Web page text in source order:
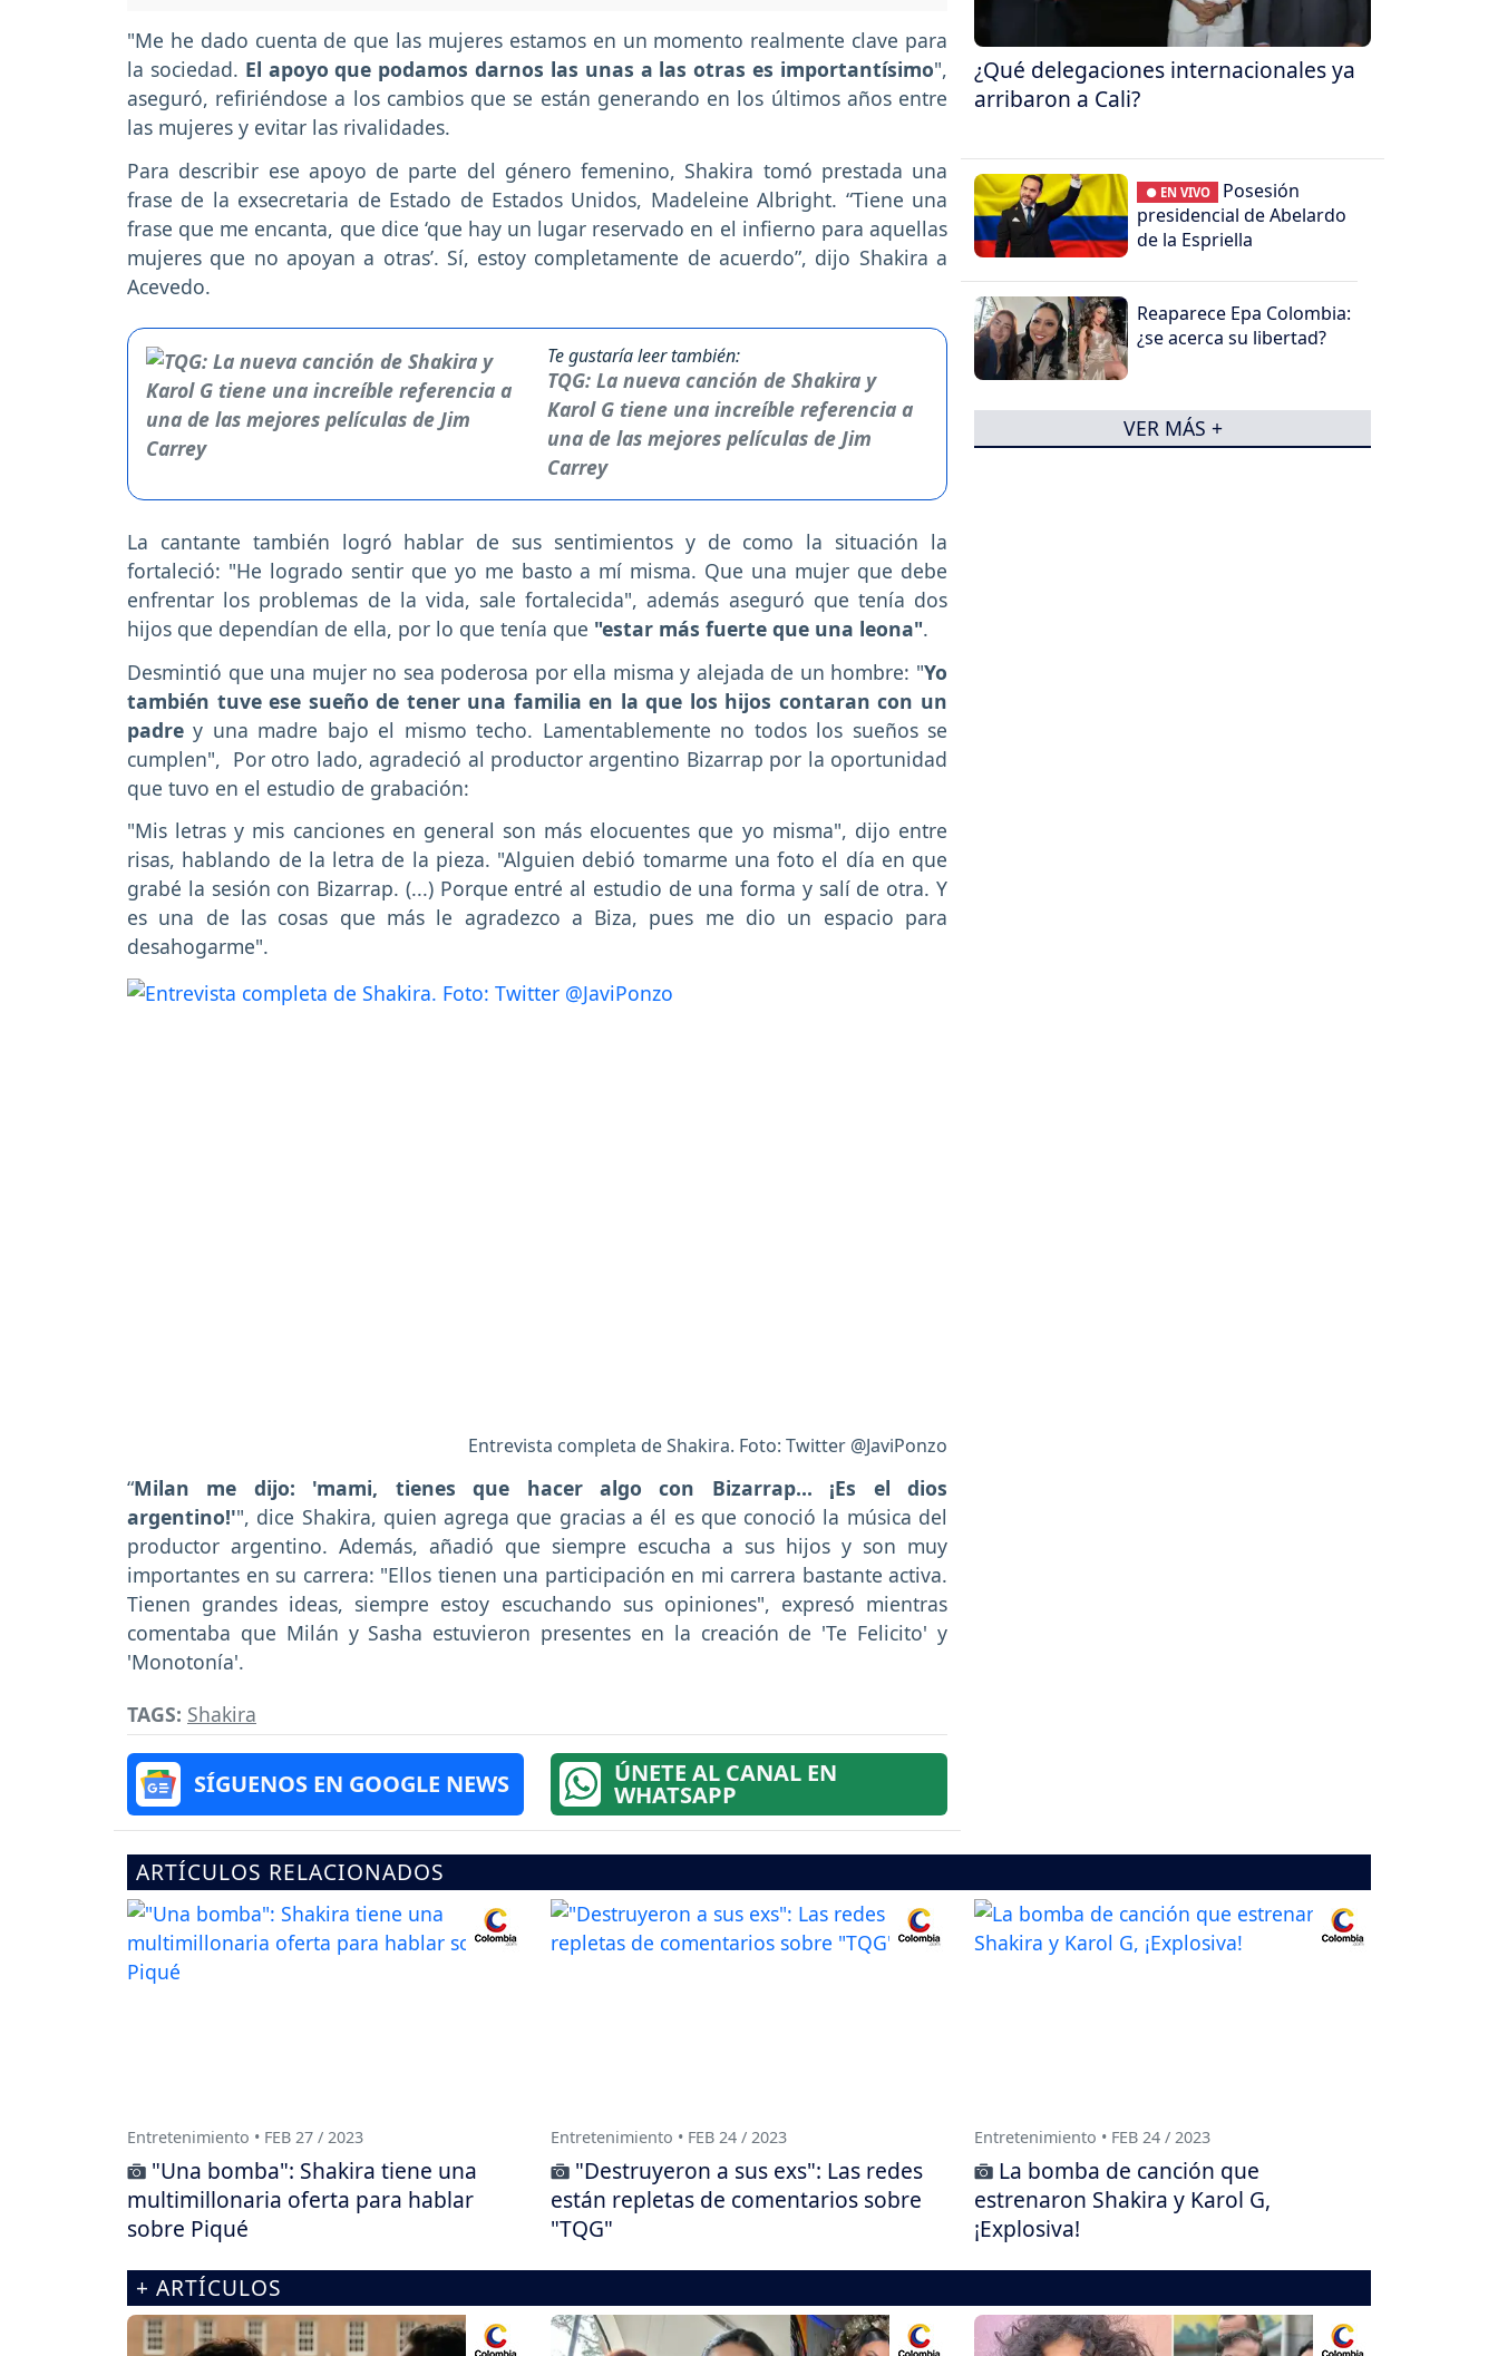
"Me he dado cuenta de que las mujeres estamos en un momento realmente clave para
la sociedad. El apoyo que podamos darnos las unas a las otras es importantísimo",
aseguró, refiriéndose a los cambios que se están generando en los últimos años entre
las mujeres y evitar las rivalidades.
Para describir ese apoyo de parte del género femenino, Shakira tomó prestada una
frase de la exsecretaria de Estado de Estados Unidos, Madeleine Albright. “Tiene una
frase que me encanta, que dice ‘que hay un lugar reservado en el infierno para aquellas
mujeres que no apoyan a otras’. Sí, estoy completamente de acuerdo”, dijo Shakira a
Acevedo.
Te gustaría leer también:
TQG: La nueva canción de Shakira y
Karol G tiene una increíble referencia a
una de las mejores películas de Jim
Carrey
La cantante también logró hablar de sus sentimientos y de como la situación la
fortaleció: "He logrado sentir que yo me basto a mí misma. Que una mujer que debe
enfrentar los problemas de la vida, sale fortalecida", además aseguró que tenía dos
hijos que dependían de ella, por lo que tenía que "estar más fuerte que una leona".
Desmintió que una mujer no sea poderosa por ella misma y alejada de un hombre: "Yo
también tuve ese sueño de tener una familia en la que los hijos contaran con un
padre y una madre bajo el mismo techo. Lamentablemente no todos los sueños se
cumplen", Por otro lado, agradeció al productor argentino Bizarrap por la oportunidad
que tuvo en el estudio de grabación:
"Mis letras y mis canciones en general son más elocuentes que yo misma", dijo entre
risas, hablando de la letra de la pieza. "Alguien debió tomarme una foto el día en que
grabé la sesión con Bizarrap. (...) Porque entré al estudio de una forma y salí de otra. Y
es una de las cosas que más le agradezco a Biza, pues me dio un espacio para
desahogarme".
Entrevista completa de Shakira. Foto: Twitter @JaviPonzo
“Milan me dijo: 'mami, tienes que hacer algo con Bizarrap... ¡Es el dios
argentino!'", dice Shakira, quien agrega que gracias a él es que conoció la música del
productor argentino. Además, añadió que siempre escucha a sus hijos y son muy
importantes en su carrera: "Ellos tienen una participación en mi carrera bastante activa.
Tienen grandes ideas, siempre estoy escuchando sus opiniones", expresó mientras
comentaba que Milán y Sasha estuvieron presentes en la creación de 'Te Felicito' y
'Monotonía'.
TAGS: Shakira
SÍGUENOS EN GOOGLE NEWS ÚNETE AL CANAL EN
WHATSAPP
¿Qué delegaciones internacionales ya
arribaron a Cali?
● EN VIVO
Posesión
presidencial de Abelardo
de la Espriella
Reaparece Epa Colombia:
¿se acerca su libertad?
VER MÁS +
ARTÍCULOS RELACIONADOS
Entretenimiento • FEB 27 / 2023
"Una bomba": Shakira tiene una
multimillonaria oferta para hablar
sobre Piqué
Entretenimiento • FEB 24 / 2023
"Destruyeron a sus exs": Las redes
están repletas de comentarios sobre
"TQG"
Entretenimiento • FEB 24 / 2023
La bomba de canción que
estrenaron Shakira y Karol G,
¡Explosiva!
+ ARTÍCULOS